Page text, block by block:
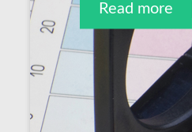
Read more
Read more